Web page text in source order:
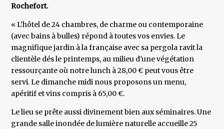
Rochefort.
« L'hôtel de 24 chambres, de charme ou contemporaine
(avec bains à bulles) répond à toutes vos envies. Le
magnifique jardin à la française avec sa pergola ravit la
clientèle dés le printemps, au milieu d'une végétation
ressourçante où notre lunch à 28,00 € peut vous être
servi. Le dimanche midi nous proposons un menu,
apéritif et vins compris à 65,00 €.
Le lieu se prête aussi divinement bien aux séminaires. Une
grande salle inondée de lumière naturelle accueille 25